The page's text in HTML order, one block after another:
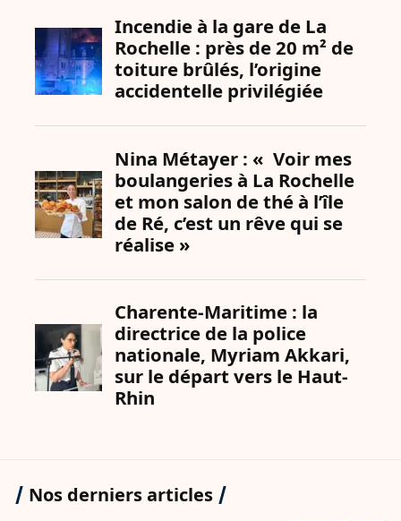
Nos derniers articles